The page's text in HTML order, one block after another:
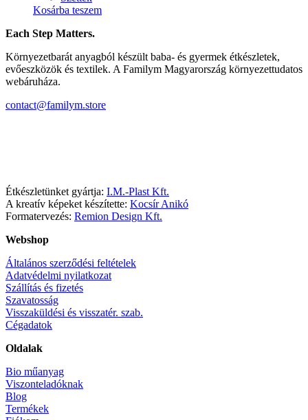
Kosárba teszem
Each Step Matters.
Környezetbarát anyagból készült baba- és gyermek étkészletek,
evőeszközök és textilek. A Familym Magyarország környezettudatos
webáruháza.
contact@familym.store
Étkészletünket gyártja: I.M.-Plast Kft.
A kreatív képeket készítette: Kocsír Anikó
Formatervezés: Remion Design Kft.
Webshop
Általános szerződési feltételek
Adatvédelmi nyilatkozat
Szállítás és fizetés
Szavatosság
Visszaküldési és visszatér. szab.
Cégadatok
Oldalak
Bio műanyag
Viszonteladóknak
Blog
Termékek